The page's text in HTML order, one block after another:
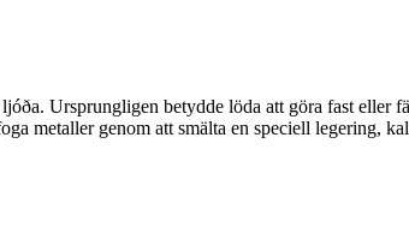
Ursprungligen betydde löda att göra fast eller
metaller genom att smälta en speciell legering,